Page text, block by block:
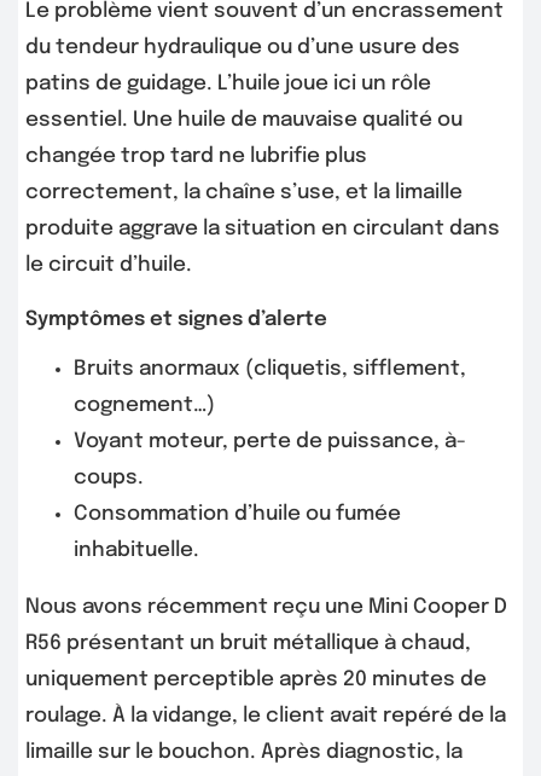
Le problème vient souvent d’un encrassement
du tendeur hydraulique ou d’une usure des
patins de guidage. L’huile joue ici un rôle
essentiel. Une huile de mauvaise qualité ou
changée trop tard ne lubrifie plus
correctement, la chaîne s’use, et la limaille
produite aggrave la situation en circulant dans
le circuit d’huile.
Symptômes et signes d’alerte
Bruits anormaux (cliquetis, sifflement,
cognement…)
Voyant moteur, perte de puissance, à-
coups.
Consommation d’huile ou fumée
inhabituelle.
Nous avons récemment reçu une Mini Cooper D
R56 présentant un bruit métallique à chaud,
uniquement perceptible après 20 minutes de
roulage. À la vidange, le client avait repéré de la
limaille sur le bouchon. Après diagnostic, la